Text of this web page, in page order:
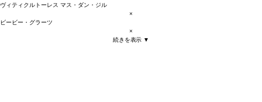
ヴィティクルトーレス マス・ダン・ジル
×
ビービー・グラーツ
×
続きを表示 ▼